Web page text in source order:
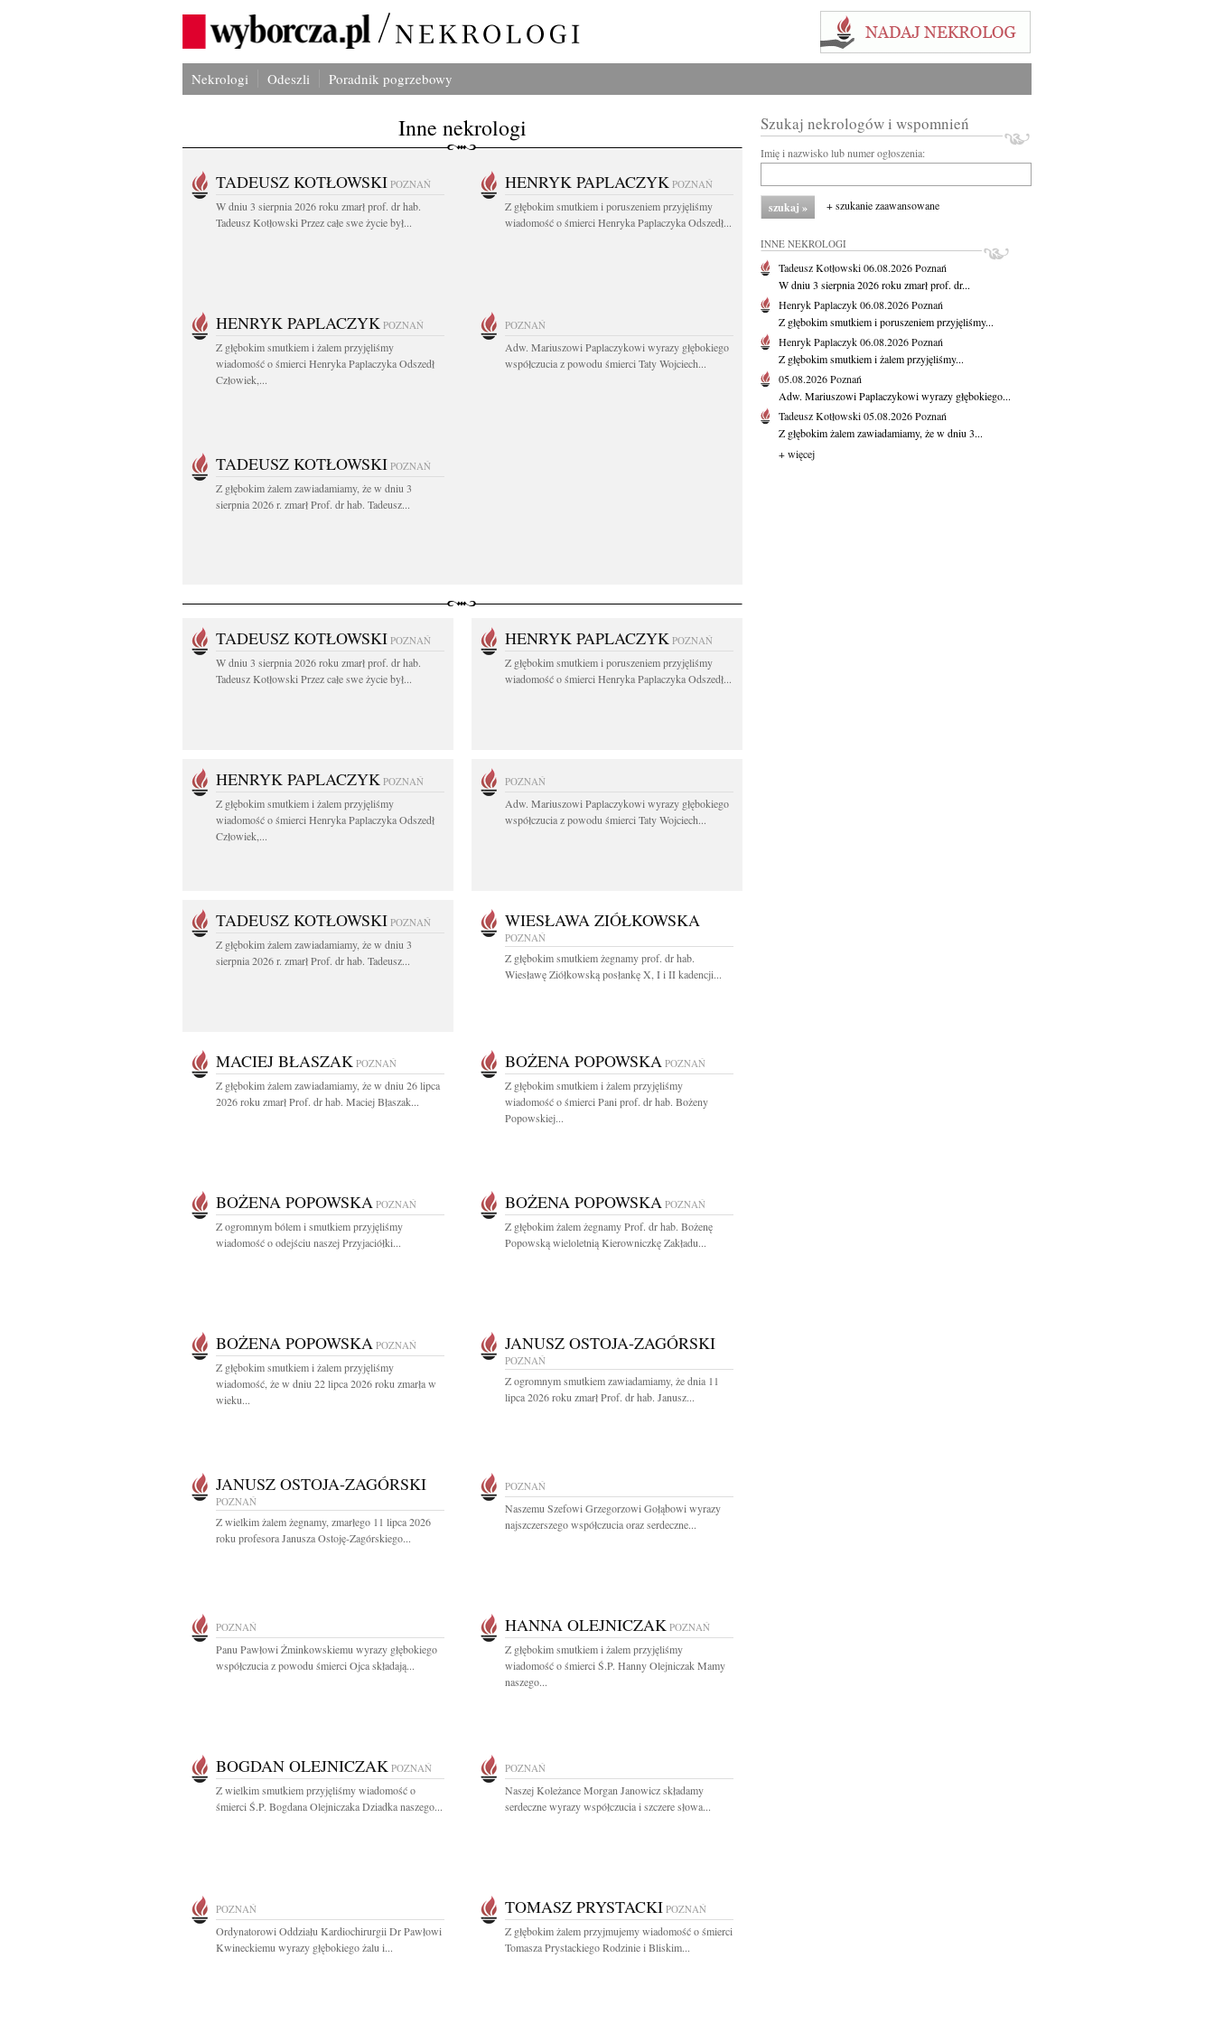
Nekrologi Odeszli Poradnik pogrzebowy
Inne nekrologi
TADEUSZ KOTŁOWSKI POZNAŃ
W dniu 3 sierpnia 2026 roku zmarł prof. dr hab.
Tadeusz Kotłowski Przez całe swe życie był...
HENRYK PAPLACZYK POZNAŃ
Z głębokim smutkiem i poruszeniem przyjęliśmy
wiadomość o śmierci Henryka Paplaczyka Odszedł...
HENRYK PAPLACZYK POZNAŃ
Z głębokim smutkiem i żalem przyjęliśmy
wiadomość o śmierci Henryka Paplaczyka Odszedł
Człowiek,...
POZNAŃ
Adw. Mariuszowi Paplaczykowi wyrazy głębokiego
współczucia z powodu śmierci Taty Wojciech...
TADEUSZ KOTŁOWSKI POZNAŃ
Z głębokim żalem zawiadamiamy, że w dniu 3
sierpnia 2026 r. zmarł Prof. dr hab. Tadeusz...
TADEUSZ KOTŁOWSKI POZNAŃ
W dniu 3 sierpnia 2026 roku zmarł prof. dr hab.
Tadeusz Kotłowski Przez całe swe życie był...
HENRYK PAPLACZYK POZNAŃ
Z głębokim smutkiem i poruszeniem przyjęliśmy
wiadomość o śmierci Henryka Paplaczyka Odszedł...
HENRYK PAPLACZYK POZNAŃ
Z głębokim smutkiem i żalem przyjęliśmy
wiadomość o śmierci Henryka Paplaczyka Odszedł
Człowiek,...
POZNAŃ
Adw. Mariuszowi Paplaczykowi wyrazy głębokiego
współczucia z powodu śmierci Taty Wojciech...
TADEUSZ KOTŁOWSKI POZNAŃ
Z głębokim żalem zawiadamiamy, że w dniu 3
sierpnia 2026 r. zmarł Prof. dr hab. Tadeusz...
WIESŁAWA ZIÓŁKOWSKA
POZNAŃ
Z głębokim smutkiem żegnamy prof. dr hab.
Wiesławę Ziółkowską posłankę X, I i II kadencji...
MACIEJ BŁASZAK POZNAŃ
Z głębokim żalem zawiadamiamy, że w dniu 26 lipca
2026 roku zmarł Prof. dr hab. Maciej Błaszak...
BOŻENA POPOWSKA POZNAŃ
Z głębokim smutkiem i żalem przyjęliśmy
wiadomość o śmierci Pani prof. dr hab. Bożeny
Popowskiej...
BOŻENA POPOWSKA POZNAŃ
Z ogromnym bólem i smutkiem przyjęliśmy
wiadomość o odejściu naszej Przyjaciółki...
BOŻENA POPOWSKA POZNAŃ
Z głębokim żalem żegnamy Prof. dr hab. Bożenę
Popowską wieloletnią Kierowniczkę Zakładu...
BOŻENA POPOWSKA POZNAŃ
Z głębokim smutkiem i żalem przyjęliśmy
wiadomość, że w dniu 22 lipca 2026 roku zmarła w
wieku...
JANUSZ OSTOJA-ZAGÓRSKI
POZNAŃ
Z ogromnym smutkiem zawiadamiamy, że dnia 11
lipca 2026 roku zmarł Prof. dr hab. Janusz...
JANUSZ OSTOJA-ZAGÓRSKI
POZNAŃ
Z wielkim żalem żegnamy, zmarłego 11 lipca 2026
roku profesora Janusza Ostoję-Zagórskiego...
POZNAŃ
Naszemu Szefowi Grzegorzowi Gołąbowi wyrazy
najszczerszego współczucia oraz serdeczne...
POZNAŃ
Panu Pawłowi Żminkowskiemu wyrazy głębokiego
współczucia z powodu śmierci Ojca składają...
HANNA OLEJNICZAK POZNAŃ
Z głębokim smutkiem i żalem przyjęliśmy
wiadomość o śmierci Ś.P. Hanny Olejniczak Mamy
naszego...
BOGDAN OLEJNICZAK POZNAŃ
Z wielkim smutkiem przyjęliśmy wiadomość o
śmierci Ś.P. Bogdana Olejniczaka Dziadka naszego...
POZNAŃ
Naszej Koleżance Morgan Janowicz składamy
serdeczne wyrazy współczucia i szczere słowa...
POZNAŃ
Ordynatorowi Oddziału Kardiochirurgii Dr Pawłowi
Kwineckiemu wyrazy głębokiego żalu i...
TOMASZ PRYSTACKI POZNAŃ
Z głębokim żalem przyjmujemy wiadomość o śmierci
Tomasza Prystackiego Rodzinie i Bliskim...
Szukaj nekrologów i wspomnień
Imię i nazwisko lub numer ogłoszenia:
+ szukanie zaawansowane
INNE NEKROLOGI
Tadeusz Kotłowski06.08.2026Poznań
W dniu 3 sierpnia 2026 roku zmarł prof. dr...
Henryk Paplaczyk06.08.2026Poznań
Z głębokim smutkiem i poruszeniem przyjęliśmy...
Henryk Paplaczyk06.08.2026Poznań
Z głębokim smutkiem i żalem przyjęliśmy...
05.08.2026Poznań
Adw. Mariuszowi Paplaczykowi wyrazy głębokiego...
Tadeusz Kotłowski05.08.2026Poznań
Z głębokim żalem zawiadamiamy, że w dniu 3...
+ więcej